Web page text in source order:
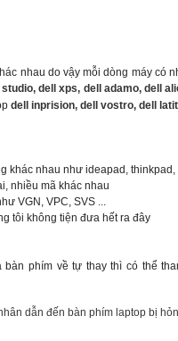
nhau do vậy mỗi dòng máy có
dell xps, dell adamo, dell
dell inprision, dell vostro, dell
khác nhau như ideapad, thinkpad,
nhiều mã khác nhau
VGN, VPC, SVS ...
tôi không tiện đưa hết ra đây
bàn phím về tự thay thì có thể
dẫn đến bàn phím laptop bị